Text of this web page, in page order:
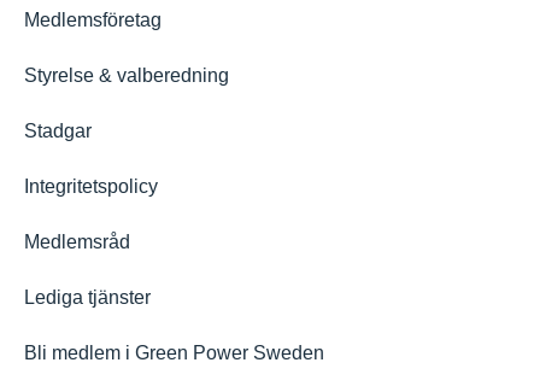
Medlemsföretag
Styrelse & valberedning
Stadgar
Integritetspolicy
Medlemsråd
Lediga tjänster
Bli medlem i Green Power Sweden